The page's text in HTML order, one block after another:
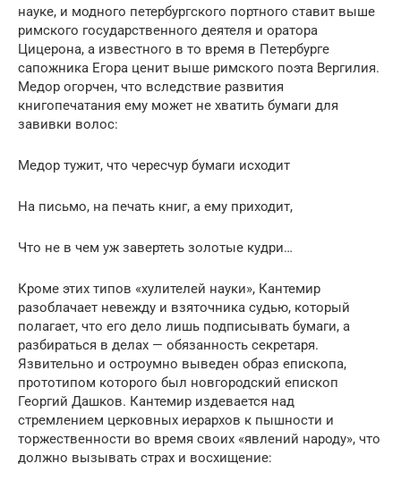
науке, и модного петербургского портного ставит выше
римского государственного деятеля и оратора
Цицерона, а известного в то время в Петербурге
сапожника Егора ценит выше римского поэта Вергилия.
Медор огорчен, что вследствие развития
книгопечатания ему может не хватить бумаги для
завивки волос:
Медор тужит, что чересчур бумаги исходит
На письмо, на печать книг, а ему приходит,
Что не в чем уж завертеть золотые кудри…
Кроме этих типов «хулителей науки», Кантемир
разоблачает невежду и взяточника судью, который
полагает, что его дело лишь подписывать бумаги, а
разбираться в делах — обязанность секретаря.
Язвительно и остроумно выведен образ епископа,
прототипом которого был новгородский епископ
Георгий Дашков. Кантемир издевается над
стремлением церковных иерархов к пышности и
торжественности во время своих «явлений народу», что
должно вызывать страх и восхищение: